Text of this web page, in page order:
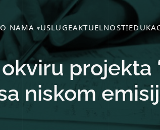
O NAMA USLUGEAKTUELNOSTI
projekta
niskom